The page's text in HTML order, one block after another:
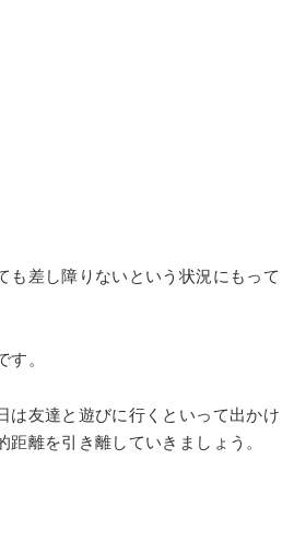
も差し障りないという状況にもって
。
は友達と遊びに行くといって出かけ
離を引き離していきましょう。